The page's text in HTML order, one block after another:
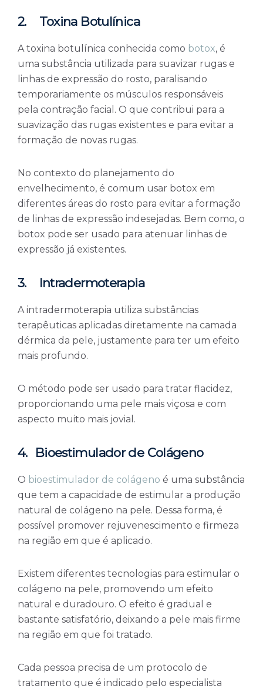
2. Toxina Botulínica
A toxina botulínica conhecida como botox, é
uma substância utilizada para suavizar rugas e
linhas de expressão do rosto, paralisando
temporariamente os músculos responsáveis
pela contração facial. O que contribui para a
suavização das rugas existentes e para evitar a
formação de novas rugas.
No contexto do planejamento do
envelhecimento, é comum usar botox em
diferentes áreas do rosto para evitar a formação
de linhas de expressão indesejadas. Bem como, o
botox pode ser usado para atenuar linhas de
expressão já existentes.
3. Intradermoterapia
A intradermoterapia utiliza substâncias
terapêuticas aplicadas diretamente na camada
dérmica da pele, justamente para ter um efeito
mais profundo.
O método pode ser usado para tratar flacidez,
proporcionando uma pele mais viçosa e com
aspecto muito mais jovial.
4. Bioestimulador de Colágeno
O bioestimulador de colágeno é uma substância
que tem a capacidade de estimular a produção
natural de colágeno na pele. Dessa forma, é
possível promover rejuvenescimento e firmeza
na região em que é aplicado.
Existem diferentes tecnologias para estimular o
colágeno na pele, promovendo um efeito
natural e duradouro. O efeito é gradual e
bastante satisfatório, deixando a pele mais firme
na região em que foi tratado.
Cada pessoa precisa de um protocolo de
tratamento que é indicado pelo especialista